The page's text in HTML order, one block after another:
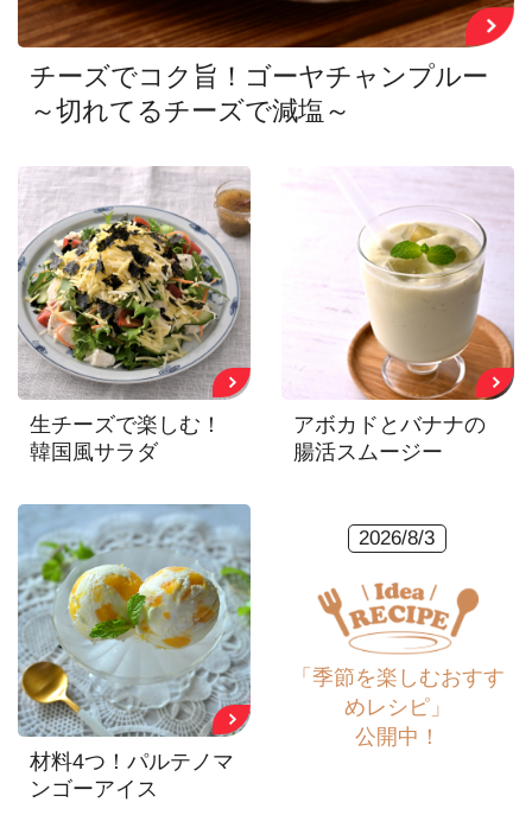
チーズでコク旨！ゴーヤチャンプルー
～切れてるチーズで減塩～
生チーズで楽しむ！
韓国風サラダ
アボカドとバナナの
腸活スムージー
材料4つ！パルテノマ
ンゴーアイス
2026/8/3
「季節を楽しむおすす
めレシピ」
公開中！